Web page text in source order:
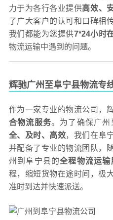
力于为各行各业提供高效、
了广大客户的认可和口碑相
我们都能为您提供7*24小时
物流运输中遇到的问题。
辉驰广州至阜宁县物流专
作为一家专业的物流公司，
合物流服务。为了确保广州
全、及时、高效，我们在阜
并配备了专业的物流团队，
州到阜宁县的全程物流运输
程，缩短货物在途时间，极
准时到达并快速派送。